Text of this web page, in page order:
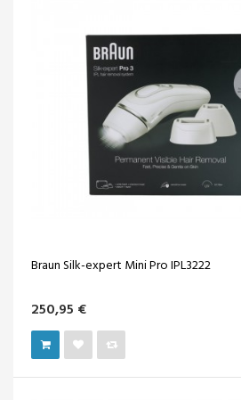
Braun Silk-expert Mini Pro IPL3222
250,95 €